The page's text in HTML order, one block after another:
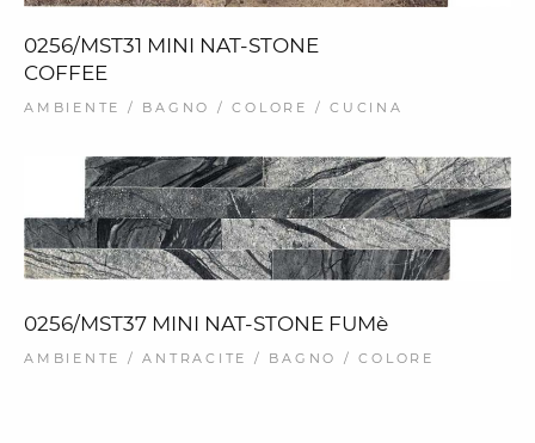
0256/MST31 MINI NAT-STONE
COFFEE
AMBIENTE / BAGNO / COLORE / CUCINA
0256/MST37 MINI NAT-STONE FUMè
AMBIENTE / ANTRACITE / BAGNO / COLORE